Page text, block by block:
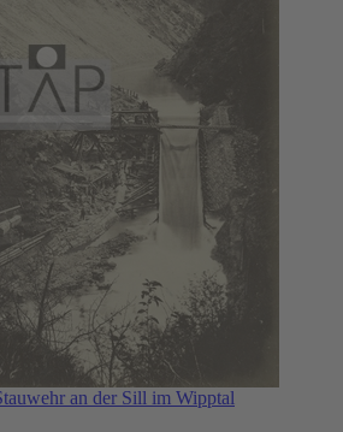
an der Sill im Wipptal